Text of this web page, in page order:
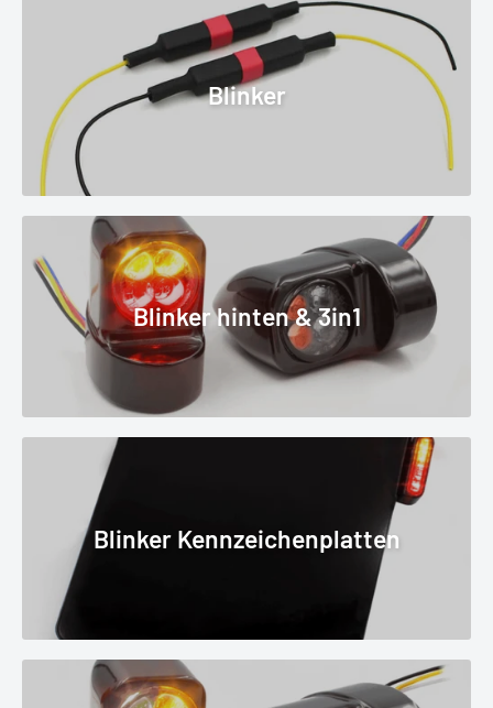
Blinker
Blinker hinten & 3in1
Blinker Kennzeichenplatten